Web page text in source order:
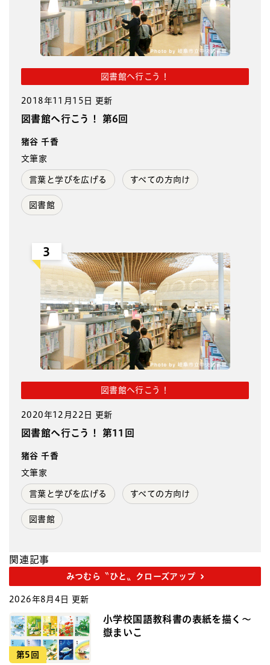
図書館へ行こう！
2018年11月15日 更新
図書館へ行こう！ 第6回
猪谷 千香
文筆家
言葉と学びを広げる すべての方向け
図書館
3
図書館へ行こう！
2020年12月22日 更新
図書館へ行こう！ 第11回
猪谷 千香
文筆家
言葉と学びを広げる すべての方向け
図書館
関連記事
みつむら〝ひと〟クローズアップ
2026年8月4日 更新
第5回
小学校国語教科書の表紙を描く～
嶽まいこ